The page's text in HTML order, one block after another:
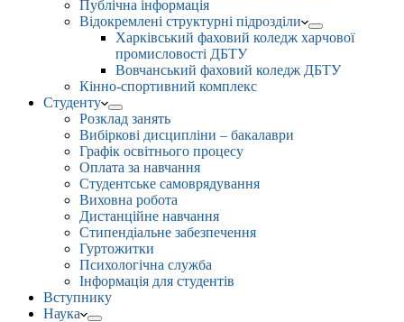
Публічна інформація
Відокремлені структурні підрозділи
Харківський фаховий коледж харчової
промисловості ДБТУ
Вовчанський фаховий коледж ДБТУ
Кінно-спортивний комплекс
Студенту
Розклад занять
Вибіркові дисципліни – бакалаври
Графік освітнього процесу
Оплата за навчання
Студентське самоврядування
Виховна робота
Дистанційне навчання
Стипендіальне забезпечення
Гуртожитки
Психологічна служба
Інформація для студентів
Вступнику
Наука